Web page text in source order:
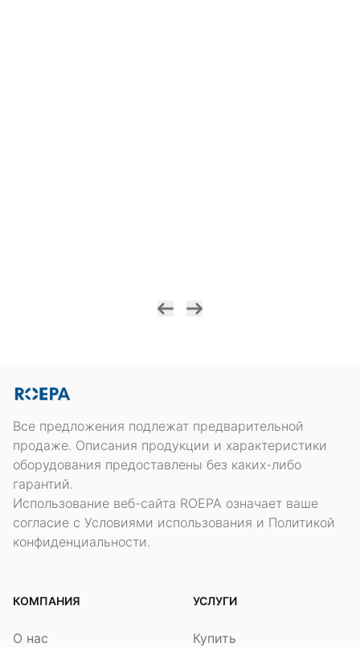
Все предложения подлежат предварительной
продаже. Описания продукции и характеристики
оборудования предоставлены без каких-либо
гарантий.
Использование веб-сайта ROEPA означает ваше
согласие с Условиями использования и Политикой
конфиденциальности.
КОМПАНИЯ
О нас
УСЛУГИ
Купить